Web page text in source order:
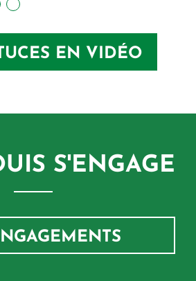
EN VIDÉO
S'ENGAGE